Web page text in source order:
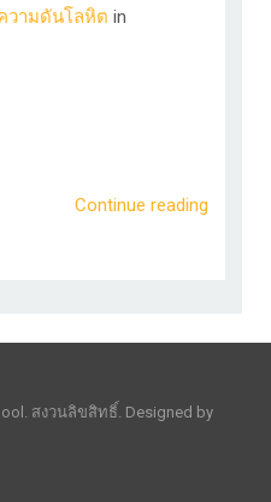
วามดันโลหิต in
Continue reading
สงวนลิขสิทธิ์. Designed by